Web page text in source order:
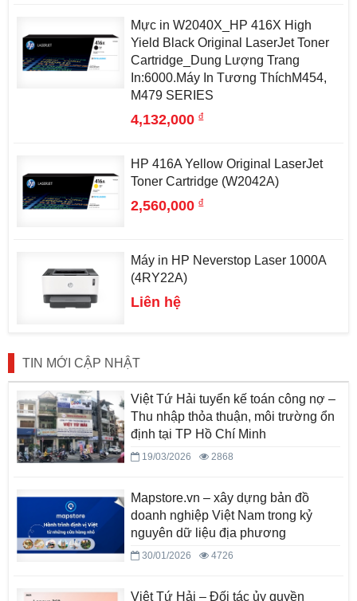
Mực in W2040X_HP 416X High
Yield Black Original LaserJet Toner
Cartridge_Dung Lượng Trang
In:6000.Máy In Tương ThíchM454,
M479 SERIES
4,132,000đ
HP 416A Yellow Original LaserJet
Toner Cartridge (W2042A)
2,560,000đ
Máy in HP Neverstop Laser 1000A
(4RY22A)
Liên hệ
TIN MỚI CẬP NHẬT
Việt Tứ Hải tuyển kế toán công nợ –
Thu nhập thỏa thuận, môi trường ổn
định tại TP Hồ Chí Minh
19/03/2026 2868
Mapstore.vn – xây dựng bản đồ
doanh nghiệp Việt Nam trong kỷ
nguyên dữ liệu địa phương
30/01/2026 4726
Việt Tứ Hải – Đối tác ủy quyền